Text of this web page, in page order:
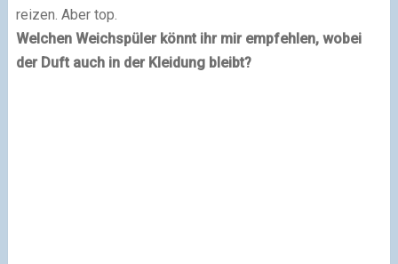
reizen. Aber top.
Welchen Weichspüler könnt ihr mir empfehlen, wobei
der Duft auch in der Kleidung bleibt?